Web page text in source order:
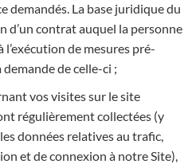
demandés. La base juridique du
d’un contrat auquel la personne
de mesures pré-
de celle-ci ;
vos visites sur le site
régulièrement collectées (y
données relatives au trafic,
et de connexion à notre Site),